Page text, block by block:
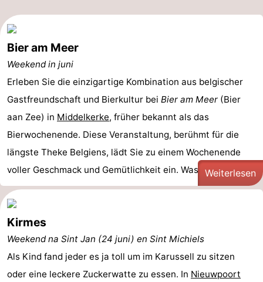
Bier am Meer
Weekend in juni
Erleben Sie die einzigartige Kombination aus belgischer
Gastfreundschaft und Bierkultur bei Bier am Meer (Bier
aan Zee) in Middelkerke, früher bekannt als das
Bierwochenende. Diese Veranstaltung, berühmt für die
längste Theke Belgiens, lädt Sie zu einem Wochenende
voller Geschmack und Gemütlichkeit ein. Was erwartet ...
Weiterlesen
Kirmes
Weekend na Sint Jan (24 juni) en Sint Michiels
Als Kind fand jeder es ja toll um im Karussell zu sitzen
oder eine leckere Zuckerwatte zu essen. In Nieuwpoort